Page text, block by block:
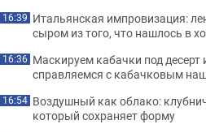
16:39 Итальянская импровизация:
сыром из того, что нашлось в
16:36 Маскируем кабачки под
справляемся с кабачковым
16:54 Воздушный как облако:
который сохраняет форму